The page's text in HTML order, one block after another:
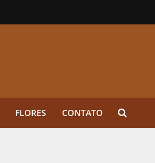
FLORES CONTATO